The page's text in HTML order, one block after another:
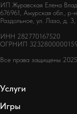
ИП Журавская Елена
676961, Амурская обл., р-
Раздольное, ул. Лазо, д. 3,
ИНН 282770167520
ОГРНИП
Все права защищены
Услуги
Игры